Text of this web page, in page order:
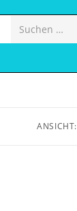
Suchen …
ANSICHT: